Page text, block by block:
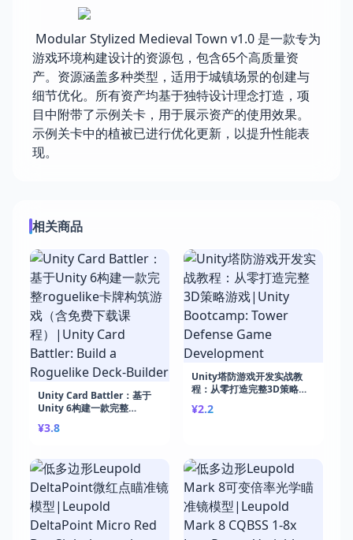
Modular Stylized Medieval Town v1.0 是一款专为
游戏环境构建设计的资源包，包含65个高质量资
产。资源涵盖多种类型，适用于城镇场景的创建与
细节优化。所有资产均基于独特设计理念打造，项
目中附带了示例关卡，用于展示资产的使用效果。
示例关卡中的植被已进行优化更新，以提升性能表
现。
相关商品
Unity Card Battler：基于
Unity 6构建一款完整
免费下载课程）|Unity Card
Deck-Builder
¥3.8
Unity塔防游戏开发实战教
程：从零打造完整3D策略游
Defense Game
¥2.2